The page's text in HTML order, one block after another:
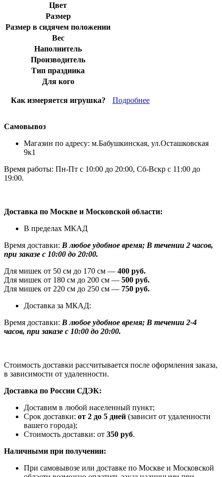
Цвет
Размер
Размер в сидячем положении
Вес
Наполнитель
Производитель
Тип праздника
Для кого
Как измеряется игрушка? Подробнее
Самовывоз
Магазин по адресу: м.Бабушкинская, ул.Осташковская
9к1
Время работы: Пн-Пт с 10:00 до 20:00, Сб-Вскр с 11:00 до
19:00.
Доставка по Москве и Московской области:
В пределах МКАД
Время доставки: В любое удобное время; В течении 2 часов,
при заказе с 10:00 до 20:00.
Для мишек от 50 см до 170 см — 400 руб.
Для мишек от 180 см до 200 см — 500 руб.
Для мишек от 220 см до 250 см — 750 руб.
Доставка за МКАД:
Время доставки: В любое удобное время; В течении 2-4
часов, при заказе с 10:00 до 20:00.
Стоимость доставки рассчитывается после оформления заказа,
в зависимости от удаленности.
Доставка по России СДЭК:
Доставим в любой населенный пункт;
Срок доставки: от 2 до 5 дней (зависит от удаленности
вашего города);
Стоимость доставки: от 350 руб.
Наличными при получении:
При самовывозе или доставке по Москве и Московской